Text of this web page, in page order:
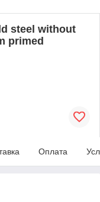
steel without
primed
Оплата